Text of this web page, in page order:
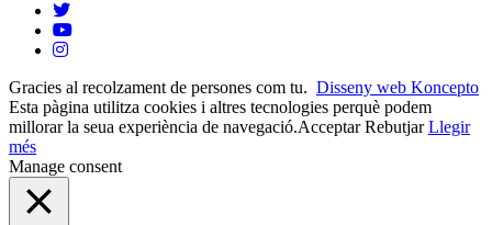
Gracies al recolzament de persones com tu. Disseny web Koncepto
Esta pàgina utilitza cookies i altres tecnologies perquè podem
millorar la seua experiència de navegació.Acceptar Rebutjar Llegir
més
Manage consent